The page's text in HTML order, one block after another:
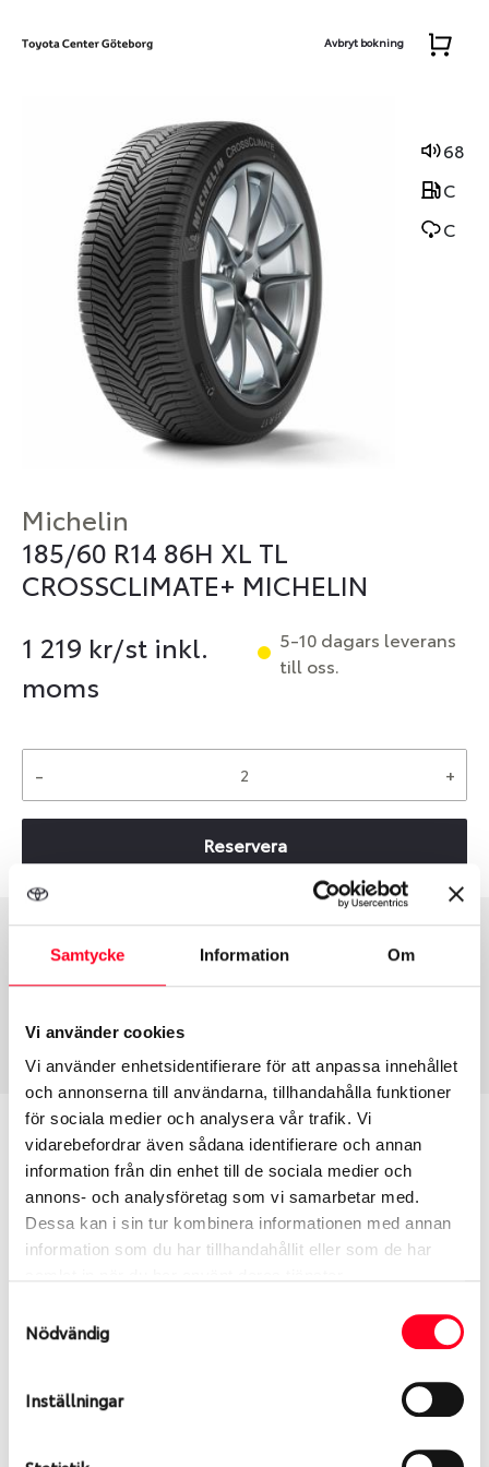
Samtycke Information Om
Vi använder cookies
Vi använder enhetsidentifierare för att anpassa innehållet
och annonserna till användarna, tillhandahålla funktioner
för sociala medier och analysera vår trafik. Vi
vidarebefordrar även sådana identifierare och annan
information från din enhet till de sociala medier och
annons- och analysföretag som vi samarbetar med.
Dessa kan i sin tur kombinera informationen med annan
information som du har tillhandahållit eller som de har
Nödvändig
Inställningar
Avbryt bokning
68
C
C
Michelin
185/60 R14 86H XL TL
CROSSCLIMATE+ MICHELIN
1 219 kr/st inkl.
moms
5-10 dagars leverans
till oss.
- +
Reservera
Däcktyp
Sommar
Däckstorlek
185/60 R 14 86H
1569
Passar detta däck min bil?
Ange registreringsnummer för att se om det däck
du valt passar din bilmodell. Om du köper däck som
skall sättas på dina befintliga fälgar, se till att kolla
årens lopp och inte vara samma dimension som
bilen hade ut från fabrik.